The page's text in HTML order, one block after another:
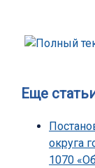
Еще
округа
1070